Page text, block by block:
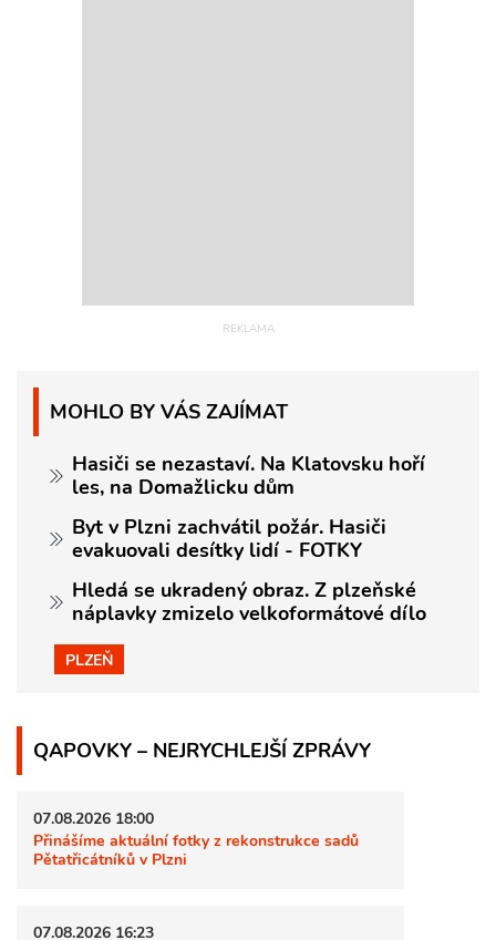
MOHLO BY VÁS ZAJÍMAT
Hasiči se nezastaví. Na Klatovsku hoří
les, na Domažlicku dům
Byt v Plzni zachvátil požár. Hasiči
evakuovali desítky lidí - FOTKY
Hledá se ukradený obraz. Z plzeňské
náplavky zmizelo velkoformátové dílo
PLZEŇ
QAPOVKY – NEJRYCHLEJŠÍ ZPRÁVY
07.08.2026 18:00
Přinášíme aktuální fotky z rekonstrukce sadů
Pětatřicátníků v Plzni
07.08.2026 16:23